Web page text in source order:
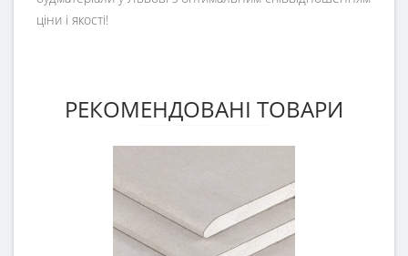
ціни і якості!
РЕКОМЕНДОВАНІ ТОВАРИ